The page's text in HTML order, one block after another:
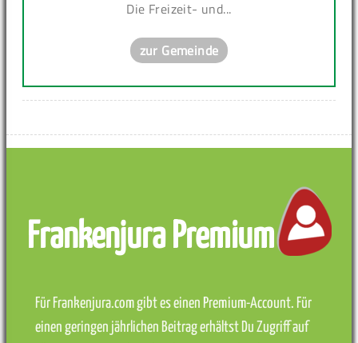
Die Freizeit- und...
zur Gemeinde
Frankenjura Premium
Für Frankenjura.com gibt es einen Premium-Account. Für
einen geringen jährlichen Beitrag erhältst Du Zugriff auf